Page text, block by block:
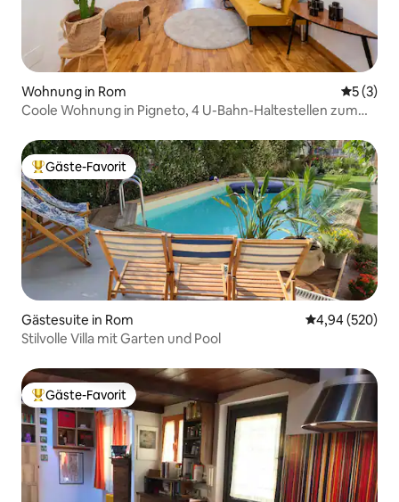
Wohnung in Rom
5 (3)
Coole Wohnung in Pigneto, 4 U-Bahn-Haltestellen zum
Beliebter Gäste-Favorit.
Gäste-Favorit
Gästesuite in Rom
4,94 (520)
Stilvolle Villa mit Garten und Pool
Beliebter Gäste-Favorit.
Gäste-Favorit